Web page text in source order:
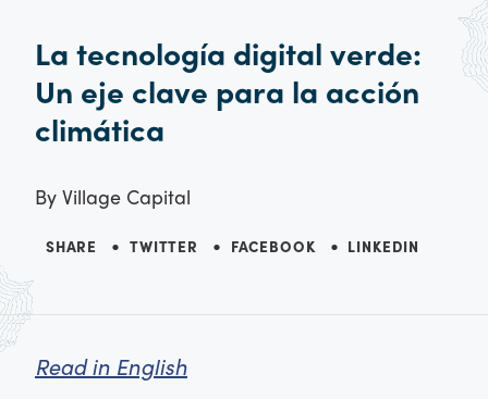
La tecnología digital verde:
Un eje clave para la acción
climática
By Village Capital
SHARE TWITTER FACEBOOK LINKEDIN
Read in English